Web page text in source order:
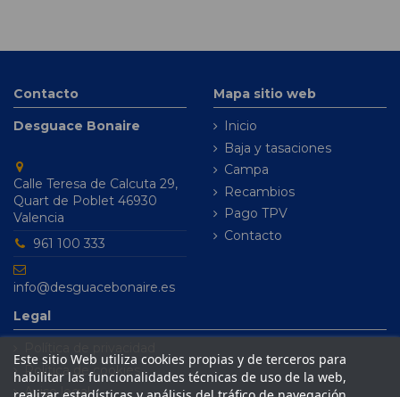
Contacto
Desguace Bonaire
Calle Teresa de Calcuta 29,
Quart de Poblet 46930
Valencia
961 100 333
info@desguacebonaire.es
Mapa sitio web
Inicio
Baja y tasaciones
Campa
Recambios
Pago TPV
Contacto
Legal
Política de cookies
Aviso legal
Este sitio Web utiliza cookies propias y de terceros para
habilitar las funcionalidades técnicas de uso de la web,